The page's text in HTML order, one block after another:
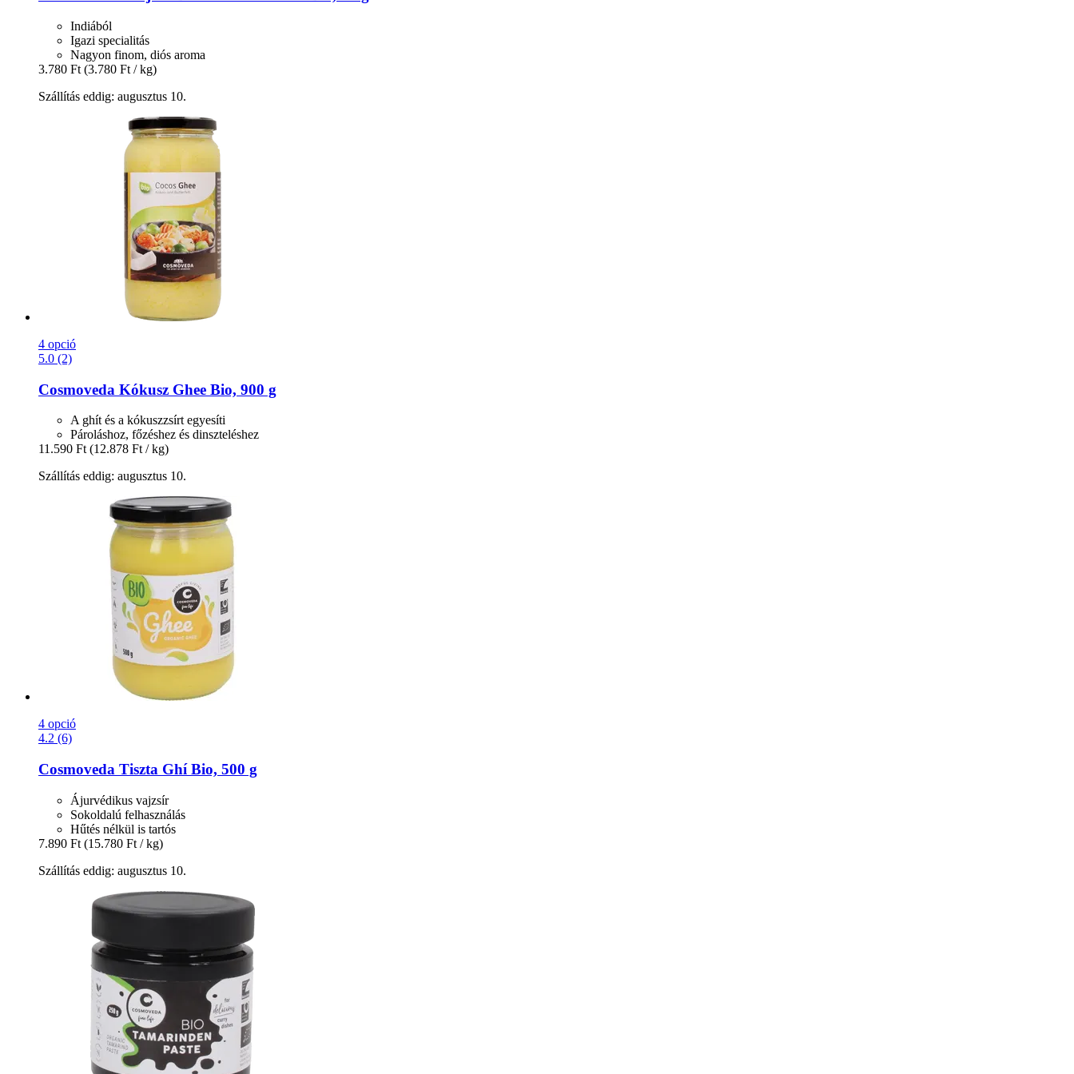
Indiából
Igazi specialitás
Nagyon finom, diós aroma
3.780 Ft (3.780 Ft / kg)
Szállítás eddig: augusztus 10.
4 opció
5.0 (2)
Cosmoveda Kókusz Ghee Bio, 900 g
A ghít és a kókuszzsírt egyesíti
Pároláshoz, főzéshez és dinszteléshez
11.590 Ft (12.878 Ft / kg)
Szállítás eddig: augusztus 10.
4 opció
4.2 (6)
Cosmoveda Tiszta Ghí Bio, 500 g
Ájurvédikus vajzsír
Sokoldalú felhasználás
Hűtés nélkül is tartós
7.890 Ft (15.780 Ft / kg)
Szállítás eddig: augusztus 10.